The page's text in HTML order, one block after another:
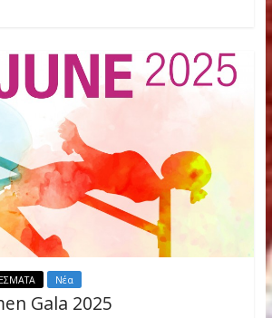
Women Gala 2026: Η
χτυπά στον ρυθμό του
στίβου
Filothei Women Gala
2026, το Δημοτικό Γυμναστήριο
θα υποδεχθεί ξανά την ελίτ του στίβου